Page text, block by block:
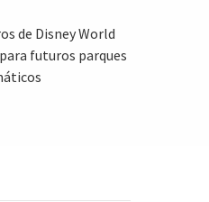
de Disney World
futuros parques